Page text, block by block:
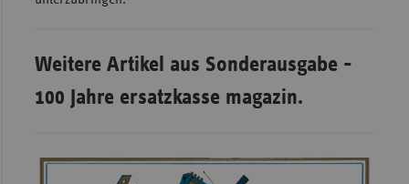
Weitere Artikel aus Sonderausgabe -
100 Jahre ersatzkasse magazin.